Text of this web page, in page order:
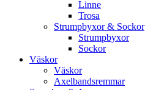
Linne
Trosa
Strumpbyxor & Sockor
Strumpbyxor
Sockor
Väskor
Väskor
Axelbandsremmar